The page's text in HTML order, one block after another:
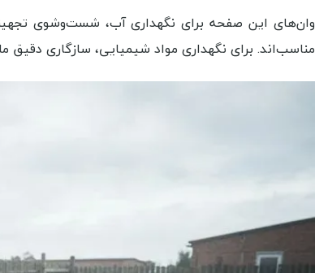
وان‌های این صفحه برای نگهداری آب، شست‌وشوی
مناسب‌اند. برای نگهداری مواد شیمیایی، سازگاری دقیق